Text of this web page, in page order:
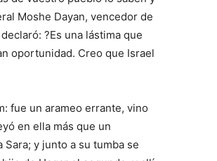
Moshe Dayan, vencedor de
?Es una lástima que
oportunidad. Creo que Israel
fue un arameo errante, vino
en ella más que un
y junto a su tumba se